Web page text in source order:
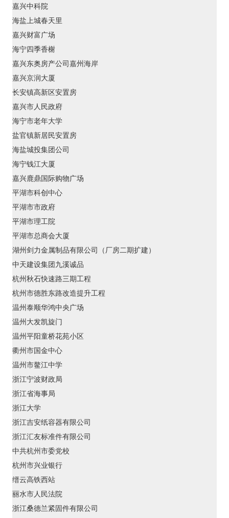
嘉兴中科院
海盐上城春天里
嘉兴财富广场
海宁四季香榭
嘉兴东奥房产公司嘉州海岸
嘉兴京润大厦
长安镇高新区安置房
嘉兴市人民政府
海宁市老年大学
盐官镇新居民安置房
海盐城投集团公司
海宁钱江大厦
嘉兴鹿鼎国际购物广场
平湖市科创中心
平湖市市政府
平湖市理工院
平湖市总商会大厦
湖州剑力金属制品有限公司（厂房二期扩建）
中天建设集团九溪诚品
杭州秋石快速路三期工程
杭州市德胜东路改造提升工程
温州泰顺华鸿中央广场
温州大发凯旋门
温州平阳童桥花苑小区
衢州市国金中心
温州市鳌江中学
浙江宁波财政局
浙江省海事局
浙江大学
浙江吉安纸容器有限公司
浙江汇友标准件有限公司
中共杭州市委党校
杭州市兴业银行
缙云高铁西站
丽水市人民法院
浙江桑德兰紧固件有限公司